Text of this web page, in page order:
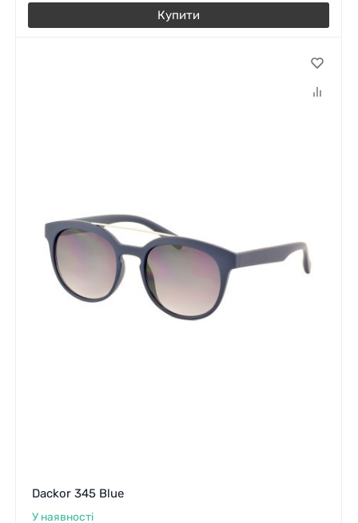
Купити
Dackor 345 Blue
У наявності